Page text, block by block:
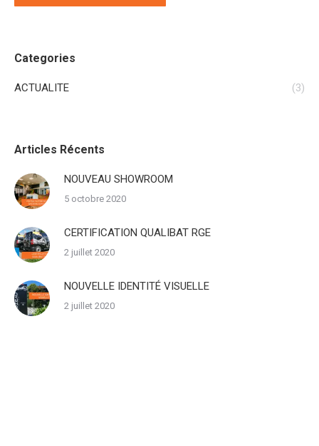
Categories
ACTUALITE (3)
Articles Récents
NOUVEAU SHOWROOM
5 octobre 2020
CERTIFICATION QUALIBAT RGE
2 juillet 2020
NOUVELLE IDENTITÉ VISUELLE
2 juillet 2020